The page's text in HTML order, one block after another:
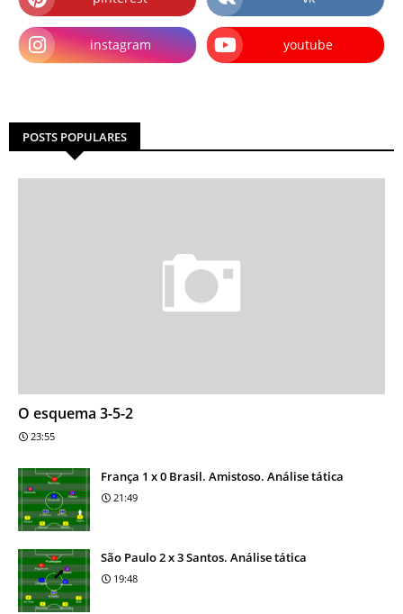
instagram youtube
POSTS POPULARES
O esquema 3-5-2
23:55
França 1 x 0 Brasil. Amistoso. Análise tática
21:49
São Paulo 2 x 3 Santos. Análise tática
19:48